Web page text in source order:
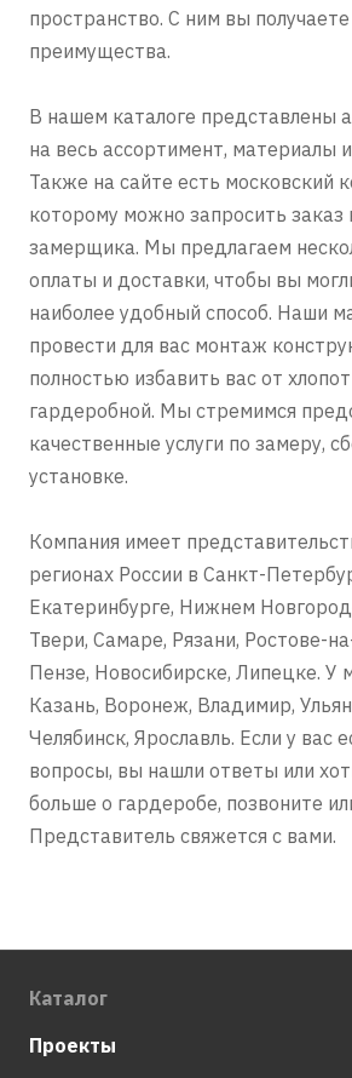
пространство. С ним вы получаете
преимущества.
В нашем каталоге представлены
на весь ассортимент, материалы
Также на сайте есть московский
которому можно запросить заказ
замерщика. Мы предлагаем
оплаты и доставки, чтобы вы
наиболее удобный способ. Наши
провести для вас монтаж
полностью избавить вас от
гардеробной. Мы стремимся
качественные услуги по замеру,
установке.
Компания имеет
регионах России в Санкт-
Екатеринбурге, Нижнем
Твери, Самаре, Рязани, Ростове-
Пензе, Новосибирске, Липецке. У
Казань, Воронеж, Владимир,
Челябинск, Ярославль. Если у вас
вопросы, вы нашли ответы или
больше о гардеробе, позвоните
Представитель свяжется с вами.
Каталог
Проекты